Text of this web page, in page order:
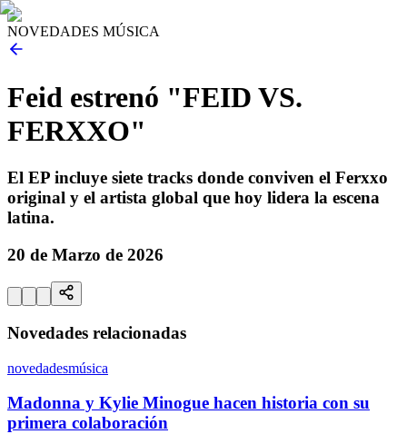
NOVEDADES MÚSICA
Feid estrenó "FEID VS.
FERXXO"
El EP incluye siete tracks donde conviven el Ferxxo
original y el artista global que hoy lidera la escena
latina.
20 de Marzo de 2026
Novedades relacionadas
novedadesmúsica
Madonna y Kylie Minogue hacen historia con su
primera colaboración